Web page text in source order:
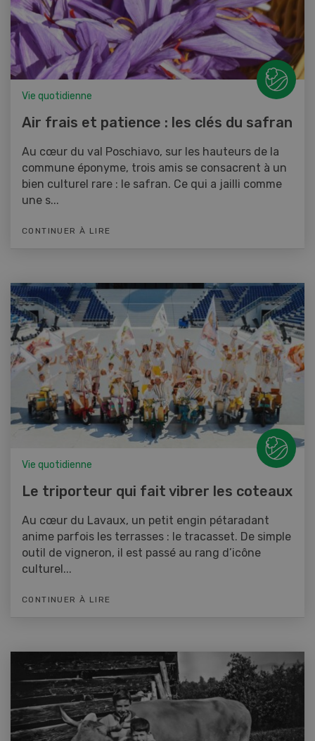
Vie quotidienne
Air frais et patience : les clés du safran
Au cœur du val Poschiavo, sur les hauteurs de la
commune éponyme, trois amis se consacrent à un
bien culturel rare : le safran. Ce qui a jailli comme
une s...
CONTINUER À LIRE
Vie quotidienne
Le triporteur qui fait vibrer les coteaux
Au cœur du Lavaux, un petit engin pétaradant
anime parfois les terrasses : le tracasset. De simple
outil de vigneron, il est passé au rang d’icône
culturel...
CONTINUER À LIRE